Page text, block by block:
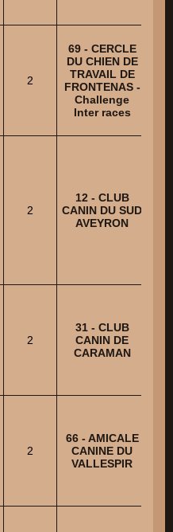
2
69 - CERCLE
DU CHIEN DE
TRAVAIL DE
FRONTENAS -
Challenge
Inter races
2
12 - CLUB
CANIN DU SUD
AVEYRON
2
31 - CLUB
CANIN DE
CARAMAN
2
66 - AMICALE
CANINE DU
VALLESPIR